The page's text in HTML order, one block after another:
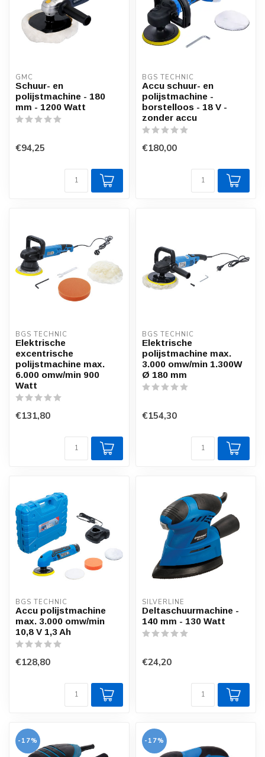
GMC
Schuur- en
polijstmachine - 180
mm - 1200 Watt
€94,25
BGS TECHNIC
Accu schuur- en
polijstmachine -
borstelloos - 18 V -
zonder accu
€180,00
BGS TECHNIC
Elektrische
excentrische
polijstmachine max.
6.000 omw/min 900
Watt
€131,80
BGS TECHNIC
Elektrische
polijstmachine max.
3.000 omw/min 1.300W
Ø 180 mm
€154,30
BGS TECHNIC
Accu polijstmachine
max. 3.000 omw/min
10,8 V 1,3 Ah
€128,80
SILVERLINE
Deltaschuurmachine -
140 mm - 130 Watt
€24,20
-17% -17%